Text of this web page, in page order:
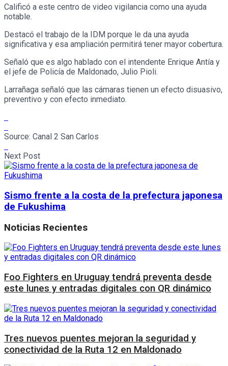
Calificó a este centro de video vigilancia como una ayuda
notable.
Destacó el trabajo de la IDM porque le da una ayuda
significativa y esa ampliación permitirá tener mayor cobertura.
Señaló que es algo hablado con el intendente Enrique Antía y
el jefe de Policía de Maldonado, Julio Pioli.
Larrañaga señaló que las cámaras tienen un efecto disuasivo,
preventivo y con efecto inmediato.
Source: Canal 2 San Carlos
Next Post
Sismo frente a la costa de la prefectura japonesa
de Fukushima
Noticias Recientes
Foo Fighters en Uruguay tendrá preventa desde
este lunes y entradas digitales con QR dinámico
Tres nuevos puentes mejoran la seguridad y
conectividad de la Ruta 12 en Maldonado